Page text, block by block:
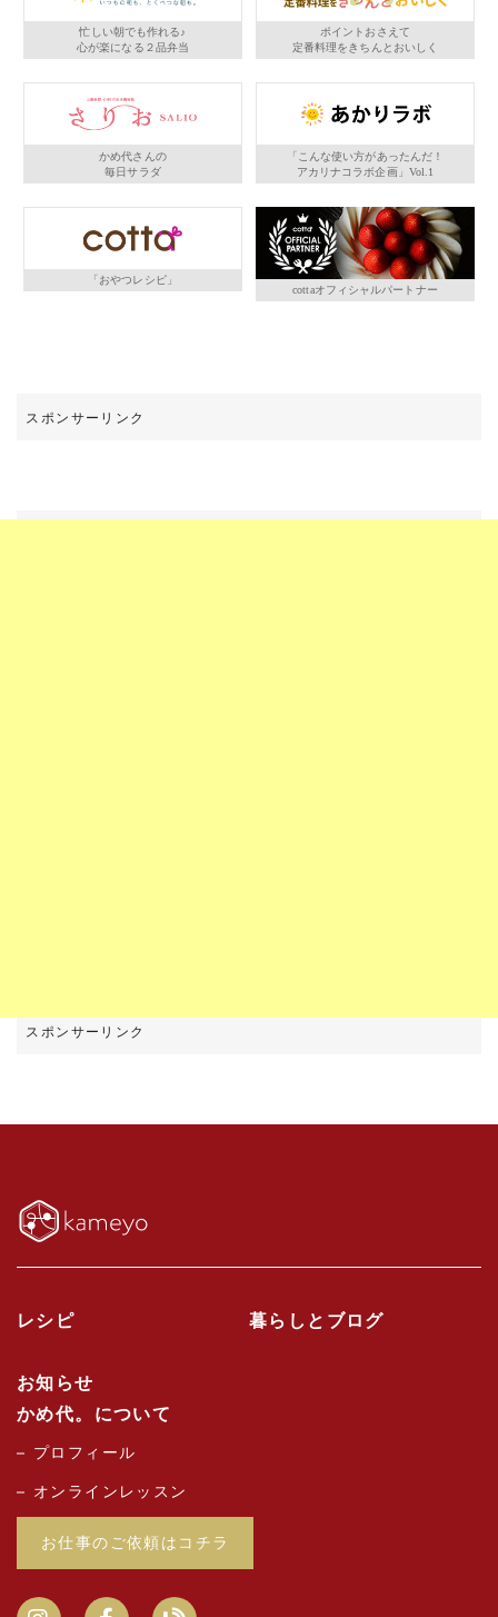
忙しい朝でも作れる♪
心が楽になる２品弁当
ポイントおさえて
定番料理をきちんとおいしく
かめ代さんの
毎日サラダ
「こんな使い方があったんだ！
アカリナコラボ企画」Vol.1
「おやつレシピ」
cottaオフィシャルパートナー
レシピ 暮らしとブログ
お知らせ
かめ代。について
プロフィール
オンラインレッスン
お仕事のご依頼はコチラ